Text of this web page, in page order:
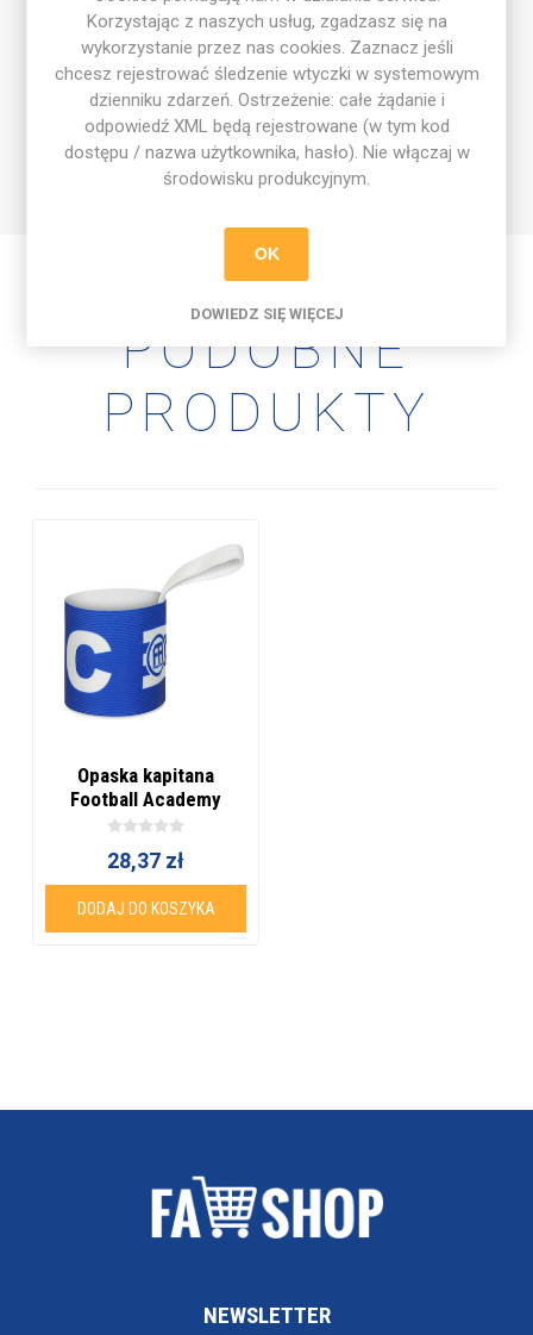
Postaw na lidera z charakterem – wybierz wersję Pro Edition!
Cechy produktu:
✔️ Sportowy, nowoczesny wzór przyciągający wzrok.
✔️ Trwała, elastyczna konstrukcja – dopasowuje się do
ramienia.
✔️ Wyraźna litera „C” i logo Football Academy – widoczne z
daleka.
PODOBNE
PRODUKTY
Opaska kapitana
Football Academy
Classic
28,37 zł
DODAJ DO KOSZYKA
NEWSLETTER
Korzystając z naszych usług, zgadzasz się na
wykorzystanie przez nas cookies. Zaznacz jeśli
chcesz rejestrować śledzenie wtyczki w systemowym
dzienniku zdarzeń. Ostrzeżenie: całe żądanie i
odpowiedź XML będą rejestrowane (w tym kod
dostępu / nazwa użytkownika, hasło). Nie włączaj w
środowisku produkcyjnym.
OK
DOWIEDZ SIĘ WIĘCEJ